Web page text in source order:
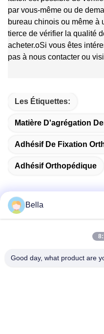
par vous-même ou de
bureau chinois ou même à
tierce de vérifier la qualité
acheter.oSi vous êtes
pas à nous contacter ou
Les Étiquettes:
Matière D'agrégation
Adhésif De Fixation
Adhésif Orthopédique
- Je vous en prie.2Je ne
Bella
Good day, what product are